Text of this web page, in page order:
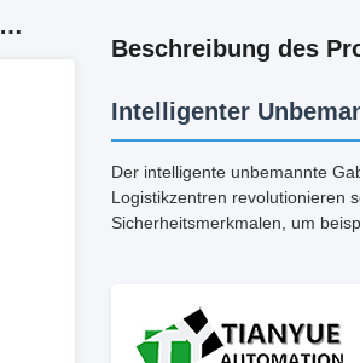
VERWANDTE PRODUKTE
Beschreibung des
Intelligenter
Der intelligente unbemannte
Logistikzentren revolutionieren
Sicherheitsmerkmalen, um